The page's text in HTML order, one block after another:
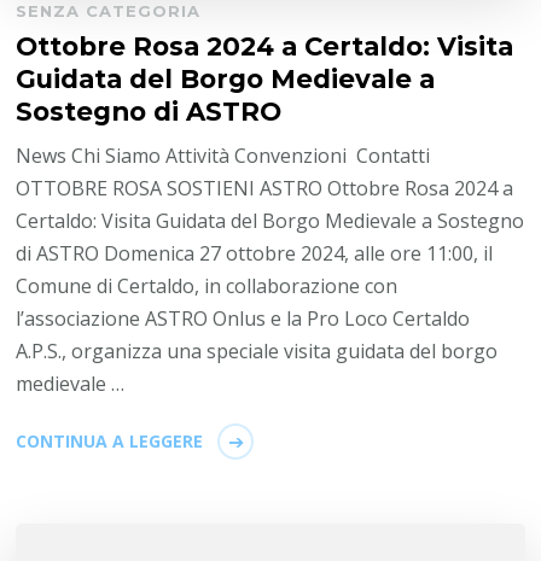
SENZA CATEGORIA
Ottobre Rosa 2024 a Certaldo: Visita
Guidata del Borgo Medievale a
Sostegno di ASTRO
News Chi Siamo Attività Convenzioni Contatti
OTTOBRE ROSA SOSTIENI ASTRO Ottobre Rosa 2024 a
Certaldo: Visita Guidata del Borgo Medievale a Sostegno
di ASTRO Domenica 27 ottobre 2024, alle ore 11:00, il
Comune di Certaldo, in collaborazione con
l’associazione ASTRO Onlus e la Pro Loco Certaldo
A.P.S., organizza una speciale visita guidata del borgo
medievale …
CONTINUA A LEGGERE